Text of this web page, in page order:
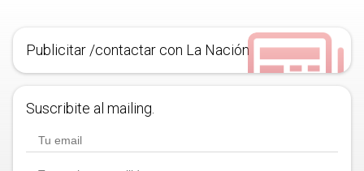
Publicitar /contactar con La Nación
Suscribite al mailing.